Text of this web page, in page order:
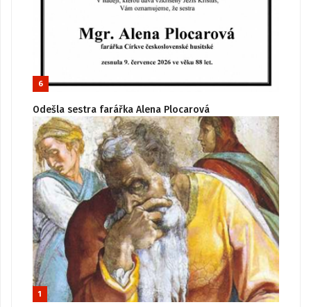
6
Odešla sestra farářka Alena Plocarová
1